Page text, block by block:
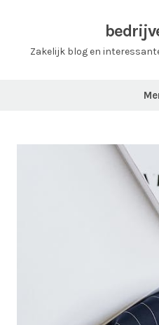
Zakelijk blog en